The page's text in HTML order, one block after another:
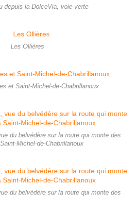
depuis la DolceVia, voie verte
Les Ollières
et Saint-Michel-de-Chabrillanoux
du belvédère sur la route qui monte des
Michel-de-Chabrillanoux
du belvédère sur la route qui monte des